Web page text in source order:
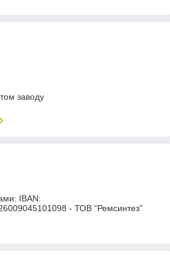
заводу
IBAN:
- ТОВ “Ремсинтез"